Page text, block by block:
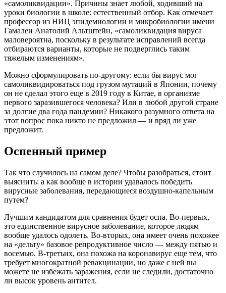
«самоликвидации». Причины знает любой, ходивший на
уроки биологии в школе: естественный отбор. Как отмечает
профессор из НИЦ эпидемиологии и микробиологии имени
Гамалеи Анатолий Альтштейн, «самоликвидация вируса
маловероятна, поскольку в результате исправлений всегда
отбираются варианты, которые не подверглись таким
тяжелым изменениям».
Можно сформулировать по-другому: если бы вирус мог
самоликвидироваться под грузом мутаций в Японии, почему
он не сделал этого еще в 2019 году в Китае, в организме
первого заразившегося человека? Или в любой другой стране
за долгие два года пандемии? Никакого разумного ответа на
этот вопрос пока никто не предложил — и вряд ли уже
предложит.
Оспенный пример
Так что случилось на самом деле? Чтобы разобраться, стоит
выяснить: а как вообще в истории удавалось победить
вирусные заболевания, передающиеся воздушно-капельным
путем?
Лучшим кандидатом для сравнения будет оспа. Во-первых,
это единственное вирусное заболевание, которое людям
вообще удалось одолеть. Во-вторых, она имеет очень похожее
на «дельту» базовое репродуктивное число — между пятью и
восемью. В-третьих, она похожа на коронавирус еще тем, что
требует многократной ревакцинации, но даже с ней вы
можете не избежать заражения, если не следили, достаточно
ли высок уровень антител.